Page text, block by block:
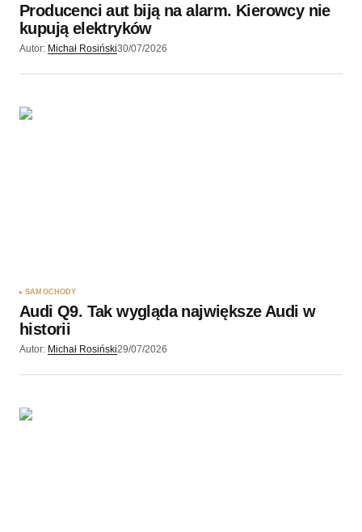
Producenci aut biją na alarm. Kierowcy nie
kupują elektryków
Autor: Michał Rosiński30/07/2026
SAMOCHODY
Audi Q9. Tak wygląda największe Audi w
historii
Autor: Michał Rosiński29/07/2026